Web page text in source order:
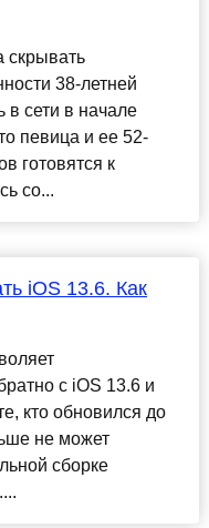
скрывать
38-летней
в сети в начале
певица и ее 52-
готовятся к
со...
iOS 13.6. Как
с iOS 13.6 и
кто обновился до
не может
сборке